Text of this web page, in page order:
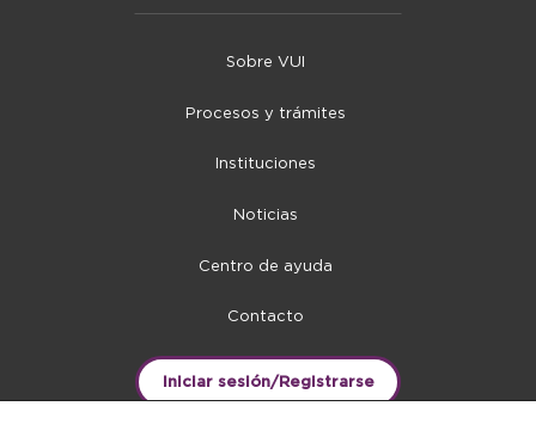
Sobre VUI
Procesos y trámites
Instituciones
Noticias
Centro de ayuda
Contacto
Iniciar sesión/Registrarse